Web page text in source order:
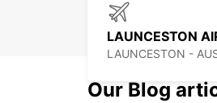
LAUNCESTON
LAUNCESTON -
Our Blog